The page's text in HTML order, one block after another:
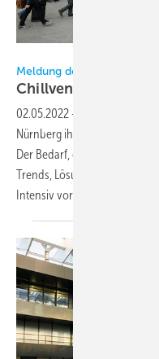
Meldung des Monats
Chillventa 2022:
02.05.2022 -
Nürnberg ihr Comeback, die
Der Bedarf, endlich wieder
Trends, Lösungen und
Intensiv vorbereitet werden